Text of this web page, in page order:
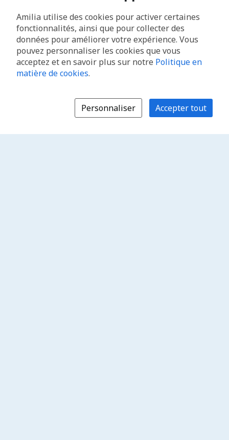
Amilia utilise des cookies pour activer certaines
fonctionnalités, ainsi que pour collecter des
données pour améliorer votre expérience. Vous
pouvez personnaliser les cookies que vous
acceptez et en savoir plus sur notre Politique en
matière de cookies.
Personnaliser Accepter tout